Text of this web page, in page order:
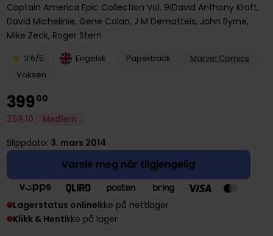
Captain America Epic Collection Vol. 9 David Anthony Kraft,
David Michelinie, Gene Colan, J M Dematteis, John Byrne,
Mike Zeck, Roger Stern
3.6/5 Engelsk Paperback
Marvel Comics
Voksen
39900
359,10 Medlem
Slippdato: 3. mars 2014
Varsle meg når tilgjengelig
Lagerstatus onlineIkke på nettlager
Klikk & HentIkke på lager